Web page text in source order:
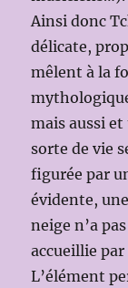
Ainsi donc
délicate,
mêlent à la
mais aussi
sorte de vie
figurée par
évidente,
neige n’a
accueillie
L’élément